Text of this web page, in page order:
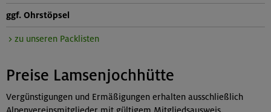
ggf. Ohrstöpsel
> zu unseren Packlisten
Preise Lamsenjochhütte
Vergünstigungen und Ermäßigungen erhalten ausschließlich